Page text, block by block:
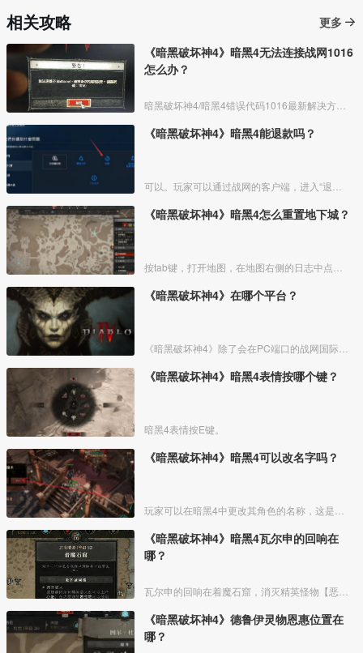
相关攻略
更多
《暗黑破坏神4》暗黑4无法连接战网1016
怎么办？
《暗黑破坏神4》暗黑4能退款吗？
《暗黑破坏神4》暗黑4怎么重置地下城？
《暗黑破坏神4》在哪个平台？
《暗黑破坏神4》暗黑4表情按哪个键？
暗黑4表情按E键。
《暗黑破坏神4》暗黑4可以改名字吗？
《暗黑破坏神4》暗黑4瓦尔申的回响在
哪？
《暗黑破坏神4》德鲁伊灵物恩惠位置在
哪？